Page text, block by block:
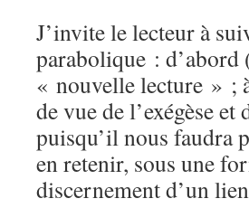
J’invite le lecteur à
parabolique : d’abord
« nouvelle lecture » ;
de vue de l’exégèse
puisqu’il nous faudra
en retenir, sous une
discernement d’un